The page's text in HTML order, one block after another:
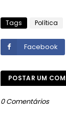
Tags Política
Facebook
POSTAR UM
0 Comentários